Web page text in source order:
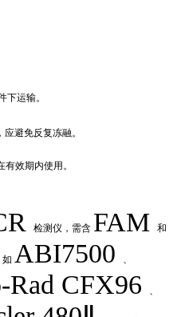
下运输。
应避免反复冻融。
有效期内使用 。
检测仪，需含 FAM 和
如ABI7500 、
Rad CFX96 、